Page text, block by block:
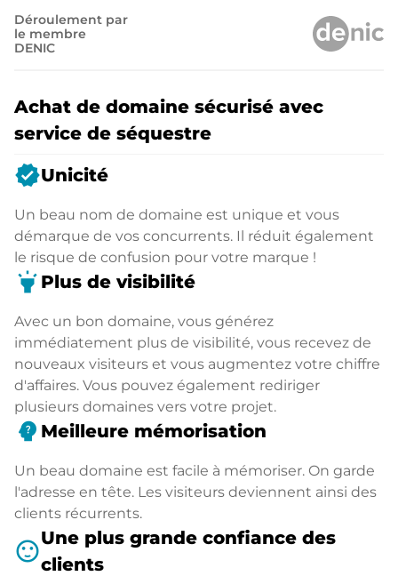
Déroulement par
le membre
DENIC
Achat de domaine sécurisé avec
service de séquestre
verifiedUnicité
Un beau nom de domaine est unique et vous
démarque de vos concurrents. Il réduit également
le risque de confusion pour votre marque !
highlight Plus de visibilité
Avec un bon domaine, vous générez
immédiatement plus de visibilité, vous recevez de
nouveaux visiteurs et vous augmentez votre chiffre
d'affaires. Vous pouvez également rediriger
plusieurs domaines vers votre projet.
psychology_alt Meilleure mémorisation
Un beau domaine est facile à mémoriser. On garde
l'adresse en tête. Les visiteurs deviennent ainsi des
clients récurrents.
sentiment_satisfiedUne plus grande confiance des
clients